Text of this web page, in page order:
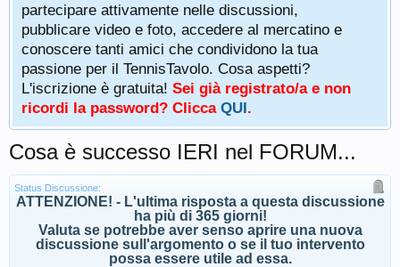
partecipare attivamente nelle discussioni,
pubblicare video e foto, accedere al mercatino e
conoscere tanti amici che condividono la tua
passione per il TennisTavolo. Cosa aspetti?
L'iscrizione è gratuita! Sei già registrato/a e non
ricordi la password? Clicca QUI.
Cosa è successo IERI nel FORUM...
Status Discussione:
ATTENZIONE! - L'ultima risposta a questa discussione
ha più di 365 giorni!
Valuta se potrebbe aver senso aprire una nuova
discussione sull'argomento o se il tuo intervento
possa essere utile ad essa.